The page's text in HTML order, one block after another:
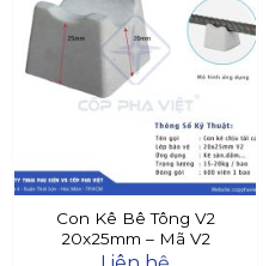
Con Kê Bê Tông V2
20x25mm – Mã V2